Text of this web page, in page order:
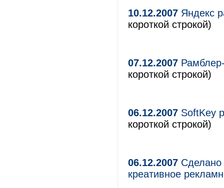
10.12.2007 Яндекс
короткой строкой)
07.12.2007
короткой строкой)
06.12.2007 SoftKey
короткой строкой)
06.12.2007 Сделано
креативное